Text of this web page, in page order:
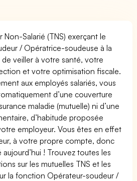
Non-Salarié (TNS) exerçant le
/ Opératrice-soudeuse à la
veiller à votre santé, votre
et votre optimisation fiscale.
aux employés salariés, vous
d’une couverture
maladie (mutuelle) ni d’une
d’habitude proposée
employeur. Vous êtes en effet
à votre propre compte, donc
! Trouvez toutes les
sur les mutuelles TNS et les
la fonction Opérateur-soudeur /